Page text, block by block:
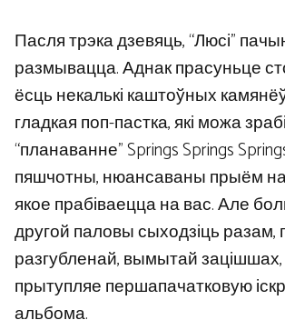
Пасля трэка дзевяць, “Люсі”
размывацца. Аднак прасуньце
ёсць некалькі каштоўных
гладкая поп-пастка, які можа
“планаванне” Springs Springs
пяшчотны, нюансаваны прыём
якое прабіваецца на вас. Але
другой паловы сыходзіць разам,
разгубленай, вымытай
прытупляе першапачатковую
альбома.